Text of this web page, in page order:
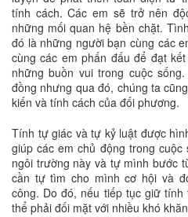
tính cách. Các em sẽ trở nên
những mối quan hệ bền chặt.
đó là những người bạn cùng các
cùng các em phấn đấu để đạt
những buồn vui trong cuộc
đồng nhưng qua đó, chúng ta
kiến và tính cách của đối phương.
Tính tự giác và tự kỷ luật được
giúp các em chủ động trong
ngôi trường này và tự mình bước
cần tự tìm cho mình cơ hội và
công. Do đó, nếu tiếp tục giữ
thể phải đối mặt với nhiều khó